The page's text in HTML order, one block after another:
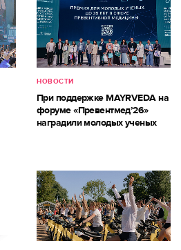
НОВОСТИ
При поддержке MAYRVEDA на
форуме «Превентмед’26»
наградили молодых ученых